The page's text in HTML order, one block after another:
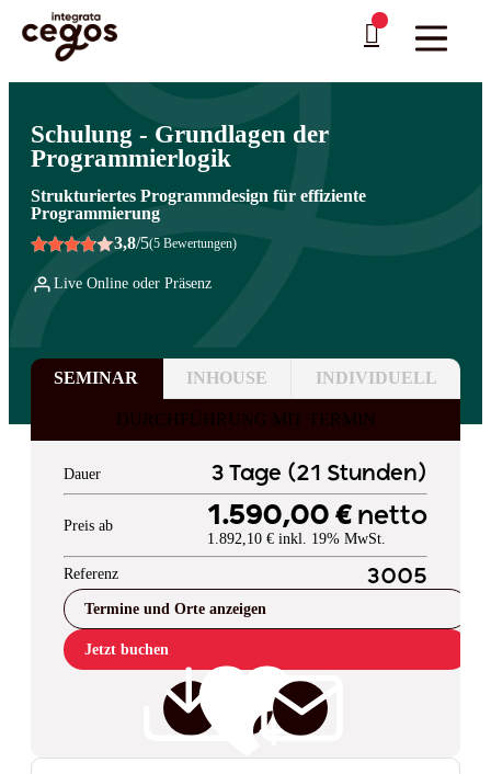
Skip to main content
Sie sind hier:Startseite
Professionelle Weiterbildung & Schulungen in Deutschland
>Programmiersprachen
Schulung - Grundlagen der
Programmierlogik
Strukturiertes Programmdesign für effiziente
Programmierung
3,8/5(5 Bewertungen)
Live Online oder Präsenz
SEMINAR INHOUSE INDIVIDUELL
DURCHFÜHRUNG MIT TERMIN
Dauer 3 Tage (21 Stunden)
Preis ab 1.590,00 € netto
1.892,10 € inkl. 19% MwSt.
Referenz 3005
Termine und Orte anzeigen
Jetzt buchen